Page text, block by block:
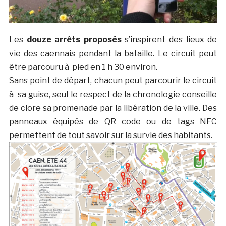
Les douze arrêts proposéss’inspirent des lieux de
vie des caennais pendant la bataille. Le circuit peut
être parcouru à pied en 1 h 30 environ.
Sans point de départ, chacun peut parcourir le circuit
à sa guise, seul le respect de la chronologie conseille
de clore sa promenade par la libération de la ville. Des
panneaux équipés de QR code ou de tags NFC
permettent de tout savoir sur la survie des habitants.